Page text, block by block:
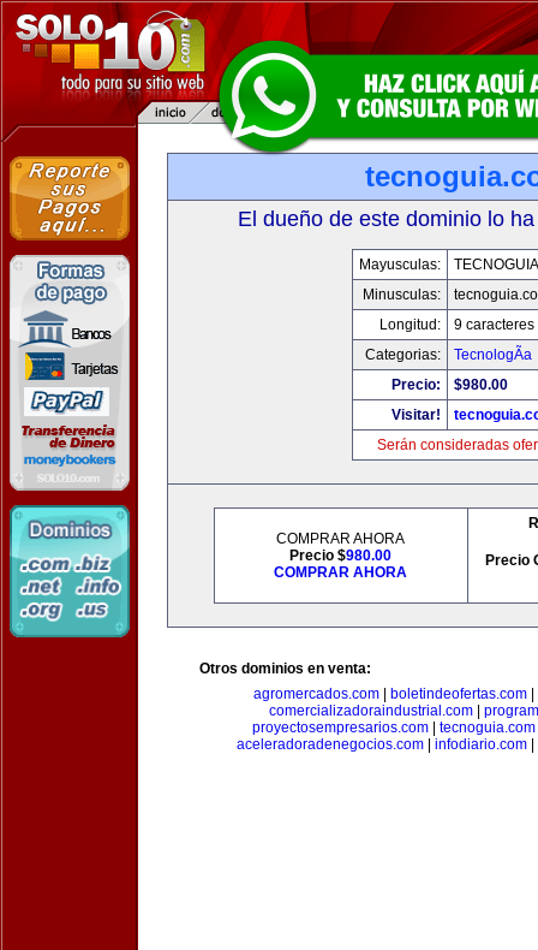
El dueño de este dominio lo
Mayusculas:
Minusculas:
Longitud:
9 caracteres
Categorias:
TecnologÃ­a
Precio:
$980.00
Visitar!
Serán consideradas
COMPRAR AHORA
Precio $980.00
COMPRAR AHORA
Precio
Otros dominios en venta:
agromercados.com
boletindeofertas.com
comercializadoraindustrial.com
proyectosempresarios.com
tecnoguia.com
aceleradoradenegocios.com| infodiario.com|